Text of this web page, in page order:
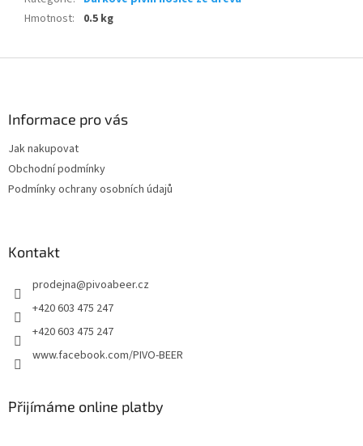
Hmotnost: 0.5 kg
Informace pro vás
Jak nakupovat
Obchodní podmínky
Podmínky ochrany osobních údajů
Kontakt
prodejna@pivoabeer.cz
+420 603 475 247
+420 603 475 247
www.facebook.com/PIVO-BEER
Přijímáme online platby